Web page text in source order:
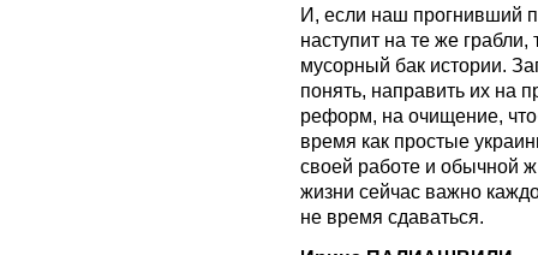
И, если наш прогнивший
наступит на те же
мусорный бак истории.
понять, направить их на
реформ, на очищение,
время как простые
своей работе и обычной
жизни сейчас важно
не время сдаваться.